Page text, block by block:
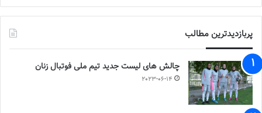
پربازدیدترین مطالب
چالش هاى ليست جدید تيم ملى فوتبال زنان
2023-06-14